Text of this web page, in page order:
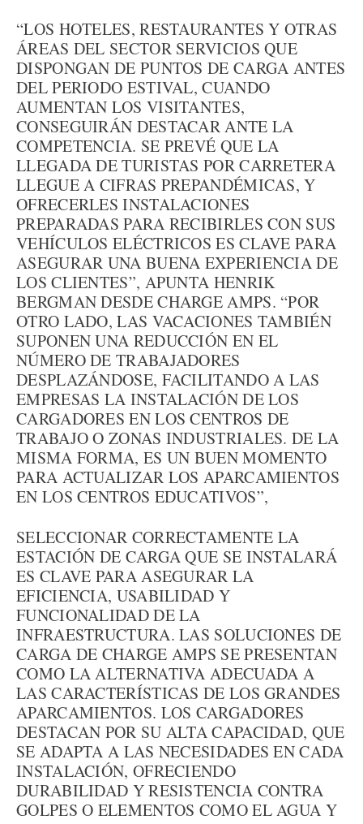
“LOS HOTELES, RESTAURANTES Y OTRAS
ÁREAS DEL SECTOR SERVICIOS QUE
DISPONGAN DE PUNTOS DE CARGA ANTES
DEL PERIODO ESTIVAL, CUANDO
AUMENTAN LOS VISITANTES,
CONSEGUIRÁN DESTACAR ANTE LA
COMPETENCIA. SE PREVÉ QUE LA
LLEGADA DE TURISTAS POR CARRETERA
LLEGUE A CIFRAS PREPANDÉMICAS, Y
OFRECERLES INSTALACIONES
PREPARADAS PARA RECIBIRLES CON SUS
VEHÍCULOS ELÉCTRICOS ES CLAVE PARA
ASEGURAR UNA BUENA EXPERIENCIA DE
LOS CLIENTES”, APUNTA HENRIK
BERGMAN DESDE CHARGE AMPS. “POR
OTRO LADO, LAS VACACIONES TAMBIÉN
SUPONEN UNA REDUCCIÓN EN EL
NÚMERO DE TRABAJADORES
DESPLAZÁNDOSE, FACILITANDO A LAS
EMPRESAS LA INSTALACIÓN DE LOS
CARGADORES EN LOS CENTROS DE
TRABAJO O ZONAS INDUSTRIALES. DE LA
MISMA FORMA, ES UN BUEN MOMENTO
PARA ACTUALIZAR LOS APARCAMIENTOS
EN LOS CENTROS EDUCATIVOS”,
SELECCIONAR CORRECTAMENTE LA
ESTACIÓN DE CARGA QUE SE INSTALARÁ
ES CLAVE PARA ASEGURAR LA
EFICIENCIA, USABILIDAD Y
FUNCIONALIDAD DE LA
INFRAESTRUCTURA. LAS SOLUCIONES DE
CARGA DE CHARGE AMPS SE PRESENTAN
COMO LA ALTERNATIVA ADECUADA A
LAS CARACTERÍSTICAS DE LOS GRANDES
APARCAMIENTOS. LOS CARGADORES
DESTACAN POR SU ALTA CAPACIDAD, QUE
SE ADAPTA A LAS NECESIDADES EN CADA
INSTALACIÓN, OFRECIENDO
DURABILIDAD Y RESISTENCIA CONTRA
GOLPES O ELEMENTOS COMO EL AGUA Y